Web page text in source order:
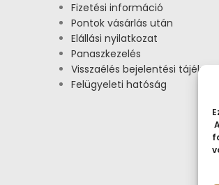
Fizetési információ
Pontok vásárlás után
Elállási nyilatkozat
Panaszkezelés
Visszaélés bejelentési
Felügyeleti hatóság